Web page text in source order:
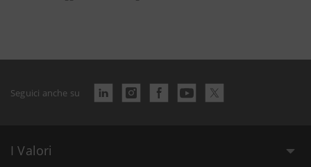
Seguici anche su
I Valori